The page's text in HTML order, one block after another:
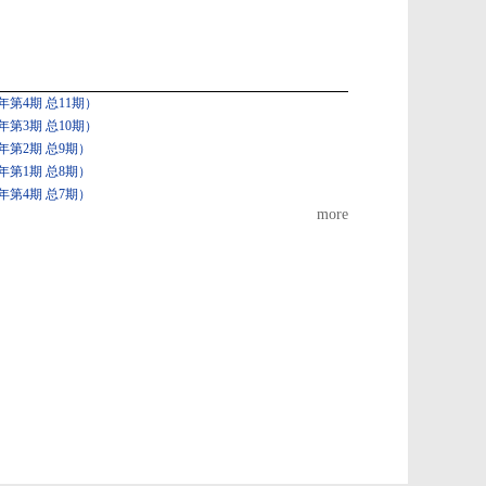
4期 总11期）
3期 总10期）
2期 总9期）
1期 总8期）
4期 总7期）
more